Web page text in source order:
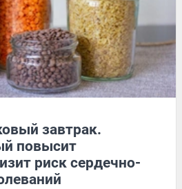
завтрак.
повысит
риск сердечно-